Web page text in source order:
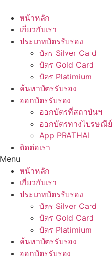
content
หน้าหลัก
เกี่ยวกับเรา
ประเภทบัตรรับรอง
บัตร Silver Card
บัตร Gold Card
บัตร Platimium
ค้นหาบัตรรับรอง
ออกบัตรรับรอง
ออกบัตรที่สถาบันฯ
ออกบัตรทางไปรษณีย์
App PRATHAI
ติดต่อเรา
Menu
หน้าหลัก
เกี่ยวกับเรา
ประเภทบัตรรับรอง
บัตร Silver Card
บัตร Gold Card
บัตร Platimium
ค้นหาบัตรรับรอง
ออกบัตรรับรอง